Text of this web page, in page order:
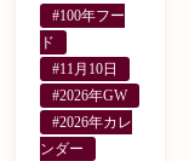
#100年フー
ド
#11月10日
#2026年GW
#2026年カレ
ンダー